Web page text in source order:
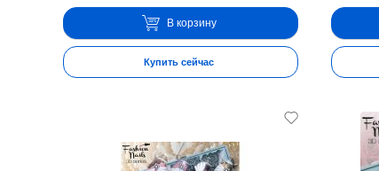
В корзину
Купить сейчас